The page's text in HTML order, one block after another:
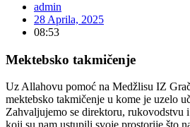
admin
28 Aprila, 2025
08:53
Mektebsko takmičenje
Uz Allahovu pomoć na Medžlisu IZ
mektebsko takmičenje u kome je uzelo
Zahvaljujemo se direktoru, rukovodstvu